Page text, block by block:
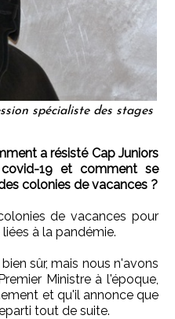
spécialiste des stages
a résisté Cap Juniors
19 et comment se
colonies de vacances ?
de vacances pour
à la pandémie.
sûr, mais nous n'avons
Ministre à l'époque,
et qu'il annonce que
tout de suite.